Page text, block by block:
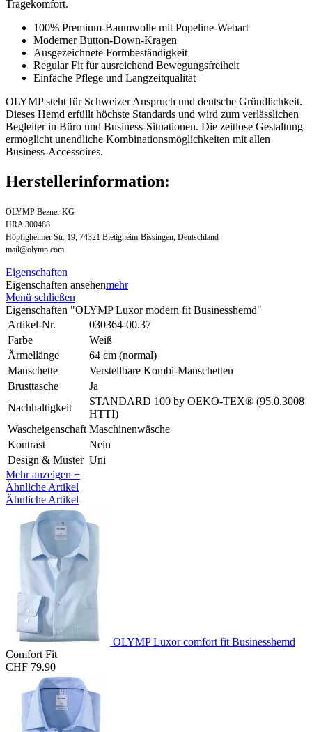
Tragekomfort.
100% Premium-Baumwolle mit Popeline-Webart
Moderner Button-Down-Kragen
Ausgezeichnete Formbeständigkeit
Regular Fit für ausreichend Bewegungsfreiheit
Einfache Pflege und Langzeitqualität
OLYMP steht für Schweizer Anspruch und deutsche Gründlichkeit.
Dieses Hemd erfüllt höchste Standards und wird zum verlässlichen
Begleiter in Büro und Business-Situationen. Die zeitlose Gestaltung
ermöglicht unendliche Kombinationsmöglichkeiten mit allen
Business-Accessoires.
Herstellerinformation:
OLYMP Bezner KG
HRA 300488
Höpfigheimer Str. 19, 74321 Bietigheim-Bissingen, Deutschland
mail@olymp.com
Eigenschaften
Eigenschaften ansehenmehr
Menü schließen
Eigenschaften "OLYMP Luxor modern fit Businesshemd"
Artikel-Nr.
030364-00.37
Farbe
Weiß
Ärmellänge
64 cm (normal)
Manschette
Verstellbare Kombi-Manschetten
Brusttasche
Ja
Nachhaltigkeit
STANDARD 100 by OEKO-TEX® (95.0.3008
HTTI)
Wascheigenschaft Maschinenwäsche
Kontrast
Nein
Design & Muster Uni
Mehr anzeigen +
Ähnliche Artikel
Ähnliche Artikel
OLYMP Luxor comfort fit Businesshemd
Comfort Fit
CHF 79.90